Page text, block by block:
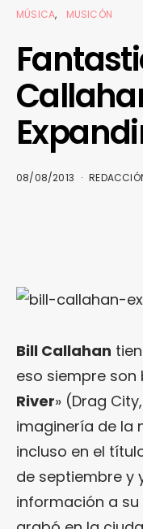
MÚSICA MUSICÓN
08/08/2013
Bill Callahan
eso siempre son
River» (Drag
imaginería de la
incluso en el
de septiembre y
información a